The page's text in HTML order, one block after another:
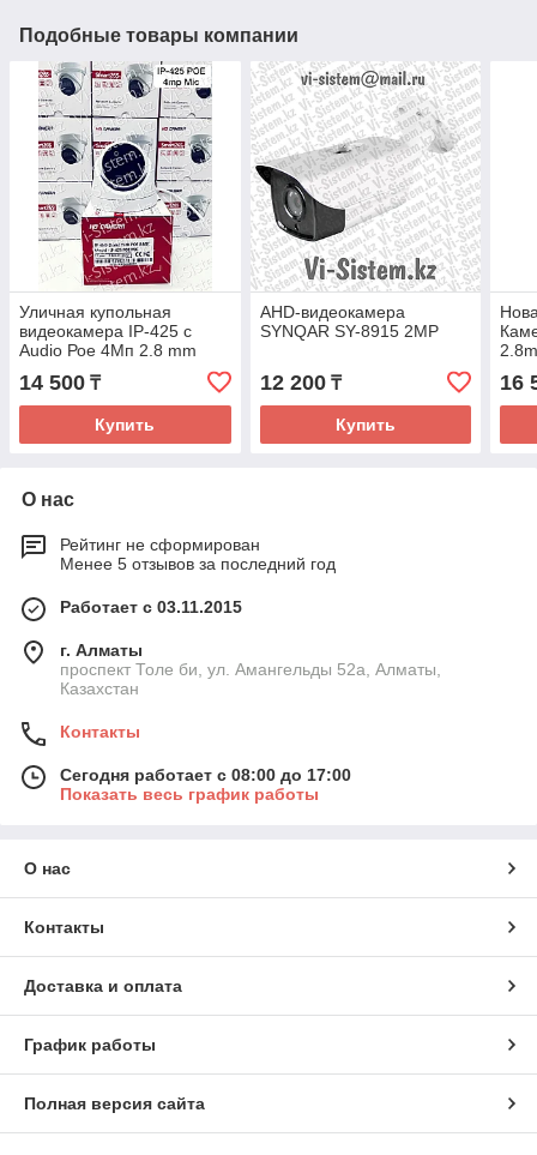
Подобные товары компании
Уличная купольная
видеокамера IP-425 с
Audio Рое 4Мп 2.8 mm
14 500 ₸
Купить
AHD-видеокамера
SYNQAR SY-8915 2MP
12 200₸
Купить
16
О нас
Рейтинг не сформирован
Менее 5 отзывов за последний год
Работает с 03.11.2015
г. Алматы
проспект Толе би, ул. Амангельды 52а, Алматы,
Казахстан
Контакты
Сегодня работает с 08:00 до 17:00
Показать весь график работы
О нас
Контакты
Доставка и оплата
График работы
Полная версия сайта